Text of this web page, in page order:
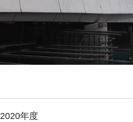
2020年度